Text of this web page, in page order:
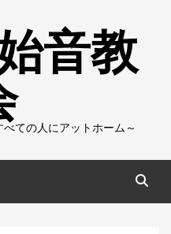
音教
すべての人にアットホーム～